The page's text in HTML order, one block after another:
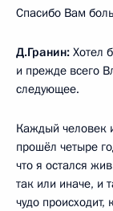
Спасибо Вам
Д.Гранин: Хотел
и прежде всего
следующее.
Каждый человек
прошёл четыре
что я остался
так или иначе, и
чудо